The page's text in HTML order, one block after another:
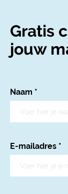
Gratis
jouw
Naam *
E-mailadres *